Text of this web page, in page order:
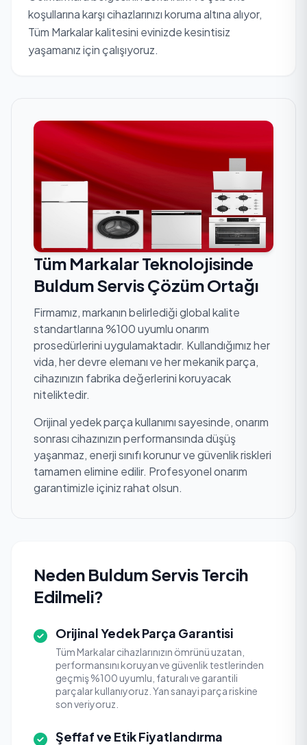
koşullarına karşı cihazlarınızı koruma altına alıyor,
Tüm Markalar kalitesini evinizde kesintisiz
yaşamanız için çalışıyoruz.
Tüm Markalar Teknolojisinde
Buldum Servis Çözüm Ortağı
Firmamız, markanın belirlediği global kalite
standartlarına %100 uyumlu onarım
prosedürlerini uygulamaktadır. Kullandığımız her
vida, her devre elemanı ve her mekanik parça,
cihazınızın fabrika değerlerini koruyacak
niteliktedir.
Orijinal yedek parça kullanımı sayesinde, onarım
sonrası cihazınızın performansında düşüş
yaşanmaz, enerji sınıfı korunur ve güvenlik riskleri
tamamen elimine edilir. Profesyonel onarım
garantimizle içiniz rahat olsun.
Neden Buldum Servis Tercih
Edilmeli?
Orijinal Yedek Parça Garantisi
Tüm Markalar cihazlarınızın ömrünü uzatan,
performansını koruyan ve güvenlik testlerinden
geçmiş %100 uyumlu, faturalı ve garantili
parçalar kullanıyoruz. Yan sanayi parça riskine
son veriyoruz.
Şeffaf ve Etik Fiyatlandırma